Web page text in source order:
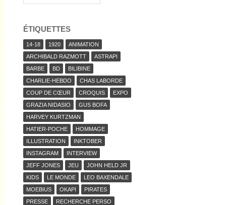
ÉTIQUETTES
14-18 1920
ANIMATION
ARCHIBALD RAZMOTT
ASTRAPI
BARBE
BD
BILIBINE
CHARLIE-HEBDO
CHAS LABORDE
COUP DE CŒUR
CROQUIS
EXPO
GRAZIA NIDASIO
GUS BOFA
HARVEY KURTZMAN
HATIER-POCHE
HOMMAGE
ILLUSTRATION
INKTOBER
INSTAGRAM
INTERVIEW
JEFF JONES
JEU
JOHN HELD JR
KIDS
LE MONDE
LEO BAXENDALE
MOEBIUS
OKAPI
PIRATES
PRESSE
RECHERCHE PERSO